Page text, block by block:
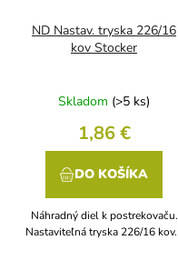
ND Nastav. tryska 226/16
kov Stocker
Skladom (>5 ks)
1,86 €
DO KOŠÍKA
Náhradný diel k postrekovaču.
Nastaviteľná tryska 226/16 kov.